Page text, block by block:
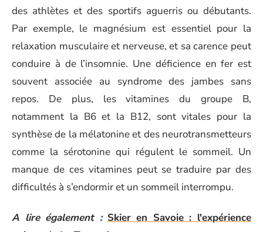
des athlètes et des sportifs aguerris ou débutants.
Par exemple, le magnésium est essentiel pour la
relaxation musculaire et nerveuse, et sa carence peut
conduire à de l’insomnie. Une déficience en fer est
souvent associée au syndrome des jambes sans
repos. De plus, les vitamines du groupe B,
notamment la B6 et la B12, sont vitales pour la
synthèse de la mélatonine et des neurotransmetteurs
comme la sérotonine qui régulent le sommeil. Un
manque de ces vitamines peut se traduire par des
difficultés à s’endormir et un sommeil interrompu.
A lire également : Skier en Savoie : l'expérience